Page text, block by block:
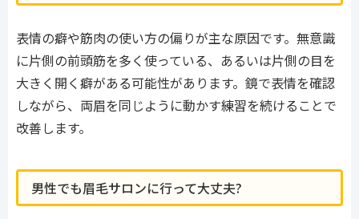
表情の癖や筋肉の使い方の偏りが主な原因です。無意識
に片側の前頭筋を多く使っている、あるいは片側の目を
大きく開く癖がある可能性があります。鏡で表情を確認
しながら、両眉を同じように動かす練習を続けることで
改善します。
男性でも眉毛サロンに行って大丈夫?